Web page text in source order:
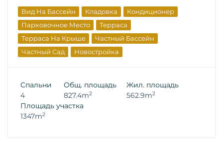
Вид На Бассейн Кладовка
Кондиционер
Парковочное Место
Терраса
Терраса На Крыше
Частный Бассейн
Частный Сад
Новостройка
Спальни
4
Общ. площадь
827.4m2
Жил. площадь
562.9m2
Площадь участка
1347m2